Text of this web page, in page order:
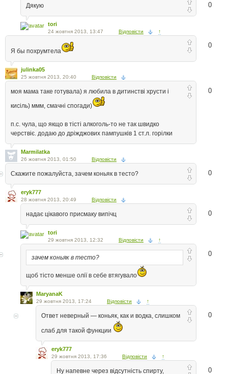
0
Дякую
tori
24 жовтня 2013, 13:47 Відповісти ↑
0
Я бы похрумтела
julinka05
25 жовтня 2013, 20:40 Відповісти
0
моя мама таке готувала) я любила в дитинстві хрусти і
кисіль) ммм, смачні спогади)
п.с. чула, що якщо в тісті алкоголь-то не так швидко
черствіє. додаю до дріжджових пампушків 1 ст.л. горілки
Marmilatka
26 жовтня 2013, 01:50 Відповісти
0
Скажите пожалуйста, зачем коньяк в тесто?
eryk777
28 жовтня 2013, 20:49 Відповісти
0
надає цікавого присмаку випічц
tori
29 жовтня 2013, 12:32 Відповісти ↑
0
зачем коньяк в тесто?
щоб тісто менше олії в себе втягувало
MaryanaK
29 жовтня 2013, 17:24 Відповісти ↑
0
Ответ неверный — коньяк, как и водка, слишком
слаб для такой функции
eryk777
29 жовтня 2013, 17:36 Відповісти ↑
0
Ну напевне через відсутність спирту,